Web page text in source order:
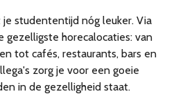
je studententijd nóg leuker. Via
gezelligste horecalocaties: van
tot cafés, restaurants, bars en
zorg je voor een goeie
in de gezelligheid staat.